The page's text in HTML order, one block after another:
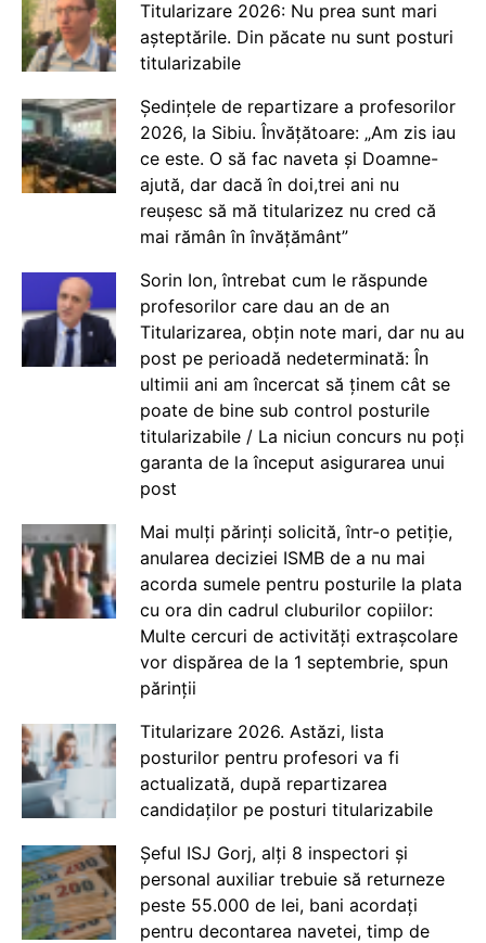
Titularizare 2026: Nu prea sunt mari
așteptările. Din păcate nu sunt posturi
titularizabile
Ședințele de repartizare a profesorilor
2026, la Sibiu. Învățătoare: „Am zis iau
ce este. O să fac naveta și Doamne-
ajută, dar dacă în doi,trei ani nu
reușesc să mă titularizez nu cred că
mai rămân în învățământ”
Sorin Ion, întrebat cum le răspunde
profesorilor care dau an de an
Titularizarea, obțin note mari, dar nu au
post pe perioadă nedeterminată: În
ultimii ani am încercat să ținem cât se
poate de bine sub control posturile
titularizabile / La niciun concurs nu poți
garanta de la început asigurarea unui
post
Mai mulți părinți solicită, într-o petiție,
anularea deciziei ISMB de a nu mai
acorda sumele pentru posturile la plata
cu ora din cadrul cluburilor copiilor:
Multe cercuri de activități extrașcolare
vor dispărea de la 1 septembrie, spun
părinții
Titularizare 2026. Astăzi, lista
posturilor pentru profesori va fi
actualizată, după repartizarea
candidaților pe posturi titularizabile
Șeful ISJ Gorj, alți 8 inspectori și
personal auxiliar trebuie să returneze
peste 55.000 de lei, bani acordați
pentru decontarea navetei, timp de